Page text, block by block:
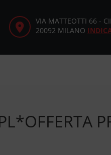
VIA MATTEOTTI 66 -
20092 MILANO